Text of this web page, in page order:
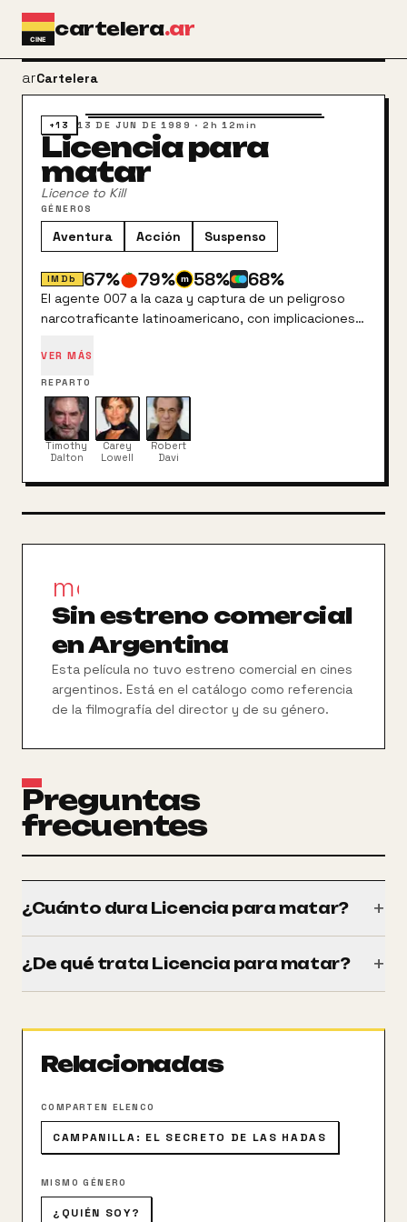
Ir al contenido principal
cartelera.ar
arrow_back
Cartelera
+13 13 DE JUN DE 1989 ·2h 12min
Licencia para
matar
Licence to Kill
GÉNEROS
Aventura Acción Suspenso
IMDb 67% 79% 58% 68%
El agente 007 a la caza y captura de un peligroso
narcotraficante latinoamericano, con implicaciones
a un amigo suyo, y Bond desea vengarse.
VER MÁS
REPARTO
Timothy
Dalton
Carey
Lowell
Robert
Davi
movie_filter
Sin estreno comercial
en Argentina
Esta película no tuvo estreno comercial en cines
argentinos. Está en el catálogo como referencia
de la filmografía del director y de su género.
Preguntas
frecuentes
¿Cuánto dura Licencia para matar? +
¿De qué trata Licencia para matar? +
un amigo suyo, y Bond desea vengarse.
Relacionadas
COMPARTEN ELENCO
CAMPANILLA: EL SECRETO DE LAS HADAS
MISMO GÉNERO
¿QUIÉN SOY?